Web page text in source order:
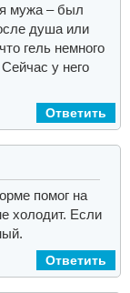
мужа – был
душа или
гель немного
у него
Ответить
помог на
холодит. Если
Ответить